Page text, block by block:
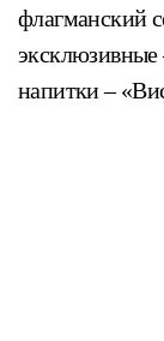
флагманский
эксклюзивные
напитки –